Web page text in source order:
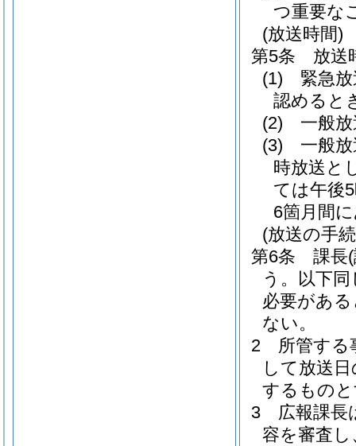
つ重要な
(放送時間)
第5条
放送
(1)
緊急
認めると
(2)
一般
(3)
一般
時放送と
ては午後
6箇月間
(放送の手
第6条
課長
う。以下同
必要があ
ない。
2
所管する
して放送
するもの
3
広報課長
容を審査